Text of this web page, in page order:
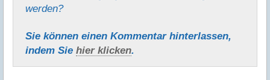
werden?
Sie können einen Kommentar hinter­lassen,
indem Sie hier klicken.